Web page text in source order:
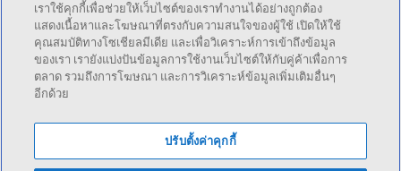
บริษัท ไทยพัฒนาประกันภัย จำกัด (มหาชน) สำนักงานใหญ่ 34 ซ.สุขุมวิท 4
(นานาใต้) ถ.สุขุมวิท แขวงคลองเตย เขตคลองเตย กทม. 10110
โทร:02-253-4141
เราใช้คุกกี้เพื่อช่วยให้เว็บไซต์ของเราทำงานได้อย่างถูกต้อง
แสดงเนื้อหาและโฆษณาที่ตรงกับความสนใจของผู้ใช้ เปิดให้ใช้
คุณสมบัติทางโซเชียลมีเดีย และเพื่อวิเคราะห์การเข้าถึงข้อมูล
ของเรา เรายังแบ่งปันข้อมูลการใช้งานเว็บไซต์ให้กับคู่ค้าเพื่อการ
ตลาด รวมถึงการโฆษณา และการวิเคราะห์ข้อมูลเพิ่มเติมอื่นๆ
อีกด้วย
ปรับตั้งค่าคุกกี้